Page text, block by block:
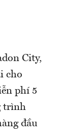
City,
cho
phí 5
trình
đầu